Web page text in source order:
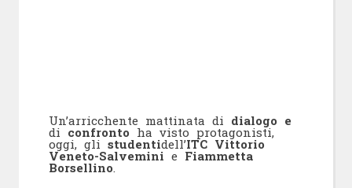
Un’arricchente mattinata di dialogo e
di confronto ha visto protagonisti,
oggi, gli studentidell’ITC Vittorio
Veneto-Salvemini e Fiammetta
Borsellino.